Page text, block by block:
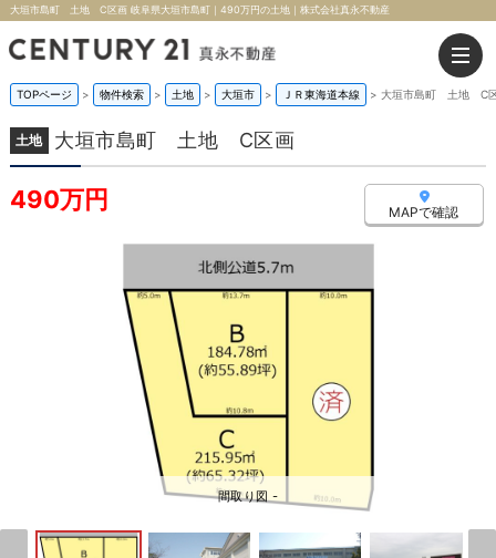
大垣市島町 土地 C区画 岐阜県大垣市島町｜490万円の土地｜株式会社真永不動産
TOPページ > 物件検索 > 土地 > 大垣市 > ＪＲ東海道本線 > 大垣市島町 土地 C
土地 大垣市島町 土地 C区画
490万円 MAPで確認
間取り図 -